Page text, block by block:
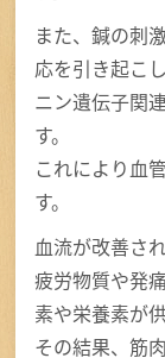
また、鍼の刺
応を引き起こ
ニン遺伝子関
す。
これにより血
す。
血流が改善さ
疲労物質や発
素や栄養素が
その結果、筋